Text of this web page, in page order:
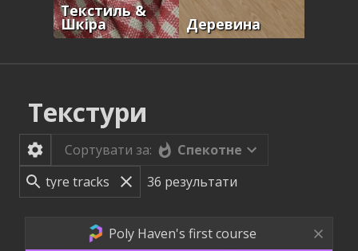
Текстиль &
Шкіра Деревина
Текстури
Сортувати за:
Спекотне
36 результати
Poly Haven's first course